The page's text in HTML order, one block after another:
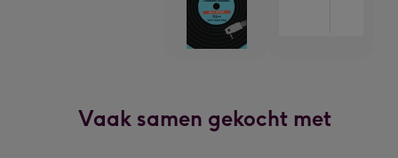
Vaak samen gekocht met